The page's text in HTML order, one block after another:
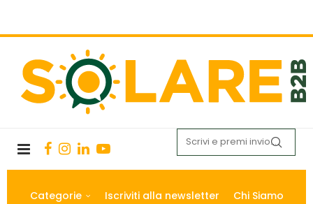
Categorie Iscriviti alla newsletter Chi Siamo